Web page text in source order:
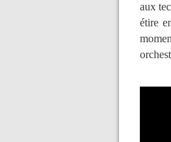
aux
étire